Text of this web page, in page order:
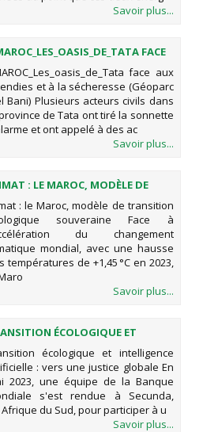
Savoir plus...
FACE
INCENDIES ET À LA SÉCHERESSE
JBEL BANI)
face aux
et à la sécheresse (Géoparc
Bani) Plusieurs acteurs civils dans
de Tata ont tiré la sonnette
et ont appelé à des ac
Savoir plus...
: LE MAROC, MODÈLE DE
ÉCOLOGIQUE
: le Maroc, modèle de transition
souveraine Face à
du changement
mondial, avec une hausse
températures de +1,45 °C en 2023,
Savoir plus...
ÉCOLOGIQUE ET
ARTIFICIELLE : VERS
JUSTICE GLOBALE
écologique et intelligence
: vers une justice globale En
2023, une équipe de la Banque
s'est rendue à Secunda,
du Sud, pour participer à u
Savoir plus...